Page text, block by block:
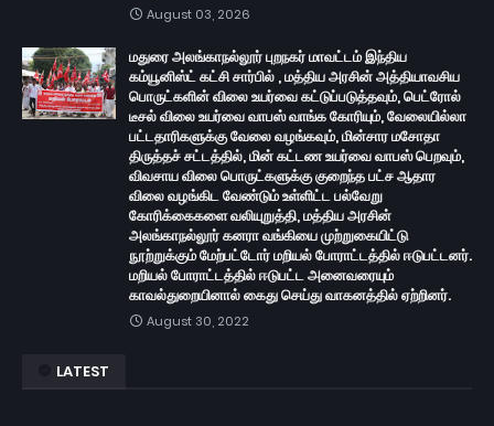
August 03, 2026
மதுரை அலங்காநல்லூர் புறநகர் மாவட்டம் இந்திய
கம்யூனிஸ்ட் கட்சி சார்பில் , மத்திய அரசின் அத்தியாவசிய
பொருட்களின் விலை உயர்வை கட்டுப்படுத்தவும், பெட்ரோல்
டீசல் விலை உயர்வை வாபஸ் வாங்க கோரியும், வேலையில்லா
பட்டதாரிகளுக்கு வேலை வழங்கவும், மின்சார மசோதா
திருத்தச் சட்டத்தில், மின் கட்டண உயர்வை வாபஸ் பெறவும்,
விவசாய விலை பொருட்களுக்கு குறைந்த பட்ச ஆதார
விலை வழங்கிட வேண்டும் உள்ளிட்ட பல்வேறு
கோரிக்கைகளை வலியுறுத்தி, மத்திய அரசின்
அலங்காநல்லூர் கனரா வங்கியை முற்றுகையிட்டு
நூற்றுக்கும் மேற்பட்டோர் மறியல் போராட்டத்தில் ஈடுபட்டனர்.
மறியல் போராட்டத்தில் ஈடுபட்ட அனைவரையும்
காவல்துறையினால் கைது செய்து வாகனத்தில் ஏற்றினர்.
August 30, 2022
LATEST